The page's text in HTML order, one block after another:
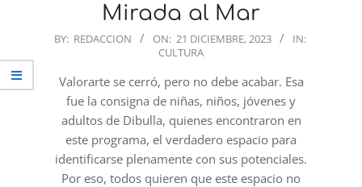
Mirada al Mar
2023-
21
BY: REDACCION ON: 21 DICIEMBRE, 2023
IN:
CULTURA
Valorarte se cerró, pero no debe acabar. Esa
fue la consigna de niñas, niños, jóvenes y
adultos de Dibulla, quienes encontraron en
este programa, el verdadero espacio para
identificarse plenamente con sus potenciales.
Por eso, todos quieren que este espacio no